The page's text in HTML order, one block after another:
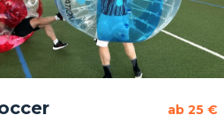
ab 25 €